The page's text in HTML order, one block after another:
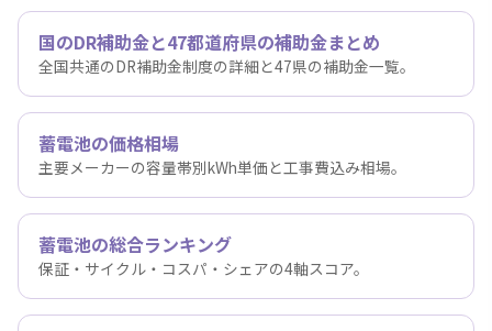
国のDR補助金と47都道府県の補助金まとめ
全国共通のDR補助金制度の詳細と47県の補助金一覧。
蓄電池の価格相場
主要メーカーの容量帯別kWh単価と工事費込み相場。
蓄電池の総合ランキング
保証・サイクル・コスパ・シェアの4軸スコア。